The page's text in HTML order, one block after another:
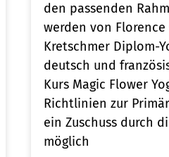
den passenden
werden von Florence
Kretschmer Diplom-
deutsch und
Kurs Magic Flower
Richtlinien zur
ein Zuschuss durch
möglich